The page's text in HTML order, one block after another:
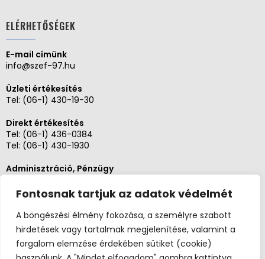
Fontosnak tartjuk az adatok védelmét
A böngészési élmény fokozása, a személyre szabott
hirdetések vagy tartalmak megjelenítése, valamint a
forgalom elemzése érdekében sütiket (cookie)
ELÉRHETŐSÉGEK
E-mail címünk
info@szef-97.hu
Üzleti értékesítés
Tel: (06-1) 430-19-30
Direkt értékesítés
Tel: (06-1) 436-0384
Tel: (06-1) 430-1930
Adminisztráció, Pénzügy
Szerviz és karbantartás
Tel: (06-20)3268654
Tel: (06-1) 436-0384